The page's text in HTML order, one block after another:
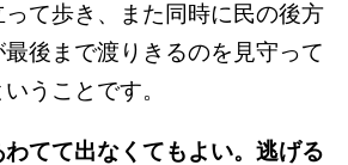
て歩き、また同時に民の後方
後まで渡りきるのを見守って
うことです。
てて出なくてもよい。逃げる